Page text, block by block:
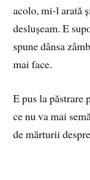
acolo, mi-l arată
deslușeam. E
spune dânsa
mai face.
E pus la păstrare
ce nu va mai
de mărturii